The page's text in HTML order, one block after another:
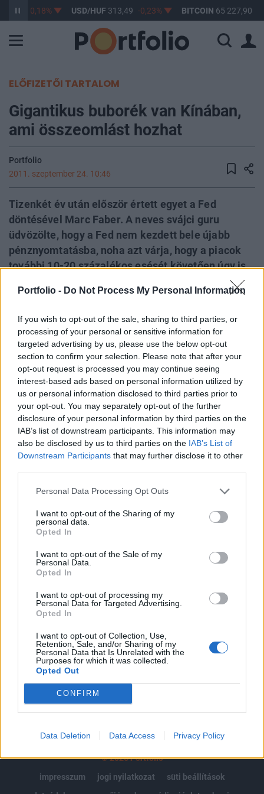
Portfolio - Do Not Process My Personal Information
If you wish to opt-out of the sale, sharing to third parties, or
processing of your personal or sensitive information for
targeted advertising by us, please use the below opt-out
section to confirm your selection. Please note that after your
opt-out request is processed you may continue seeing
interest-based ads based on personal information utilized by
us or personal information disclosed to third parties prior to
your opt-out. You may separately opt-out of the further
disclosure of your personal information by third parties on the
IAB’s list of downstream participants. This information may
also be disclosed by us to third parties on the IAB’s List of
Downstream Participants that may further disclose it to other
Personal Data Processing Opt Outs
I want to opt-out of the Sharing of my
personal data.
Opted In
I want to opt-out of the Sale of my
Personal Data.
Opted In
I want to opt-out of processing my
Personal Data for Targeted Advertising.
Opted In
I want to opt-out of Collection, Use,
Retention, Sale, and/or Sharing of my
Personal Data that Is Unrelated with the
Purposes for which it was collected.
Opted Out
CONFIRM
Data Deletion Data Access Privacy Policy
-0,18% USD/HUF 313,49 -0,23% BITCOIN 65 227,90
ELŐFIZETŐI TARTALOM
Gigantikus buborék van Kínában,
ami összeomlást hozhat
Portfolio
2011. szeptember 24. 10:46
Tizenkét év után először értett egyet a Fed
döntésével Marc Faber. A neves svájci guru
üdvözölte, hogy a Fed nem kezdett bele újabb
pénznyomtatásba, noha azt várja, hogy a piacok
további 10-20 százalékos esését követően úgy is
értékesíti aranyát. A sztárbefektető szerint ha a
gigantikus buborék van - írja az Economic Times.
A Fed jól döntött, hogy nem jelentett be egy újabb
likviditásbővítő intézkedést (QE3-at) - mondta Marc Faber.
A svájci sztár befektető az elmúlt 12 év során most először
üdvözölte a Fed bejelentését. Bár ők most megfelelően
léptek, a tőzsdék negatívan reagáltak, mivel elmaradt az
újabb pénznyomtatás - mondta. Ha az S&P 500 leesne
900-950 pont környékére, a Fed bejelentené...
KEDVES OLVASÓNK!
A keresett cikk a portfolio.hu hírarchívumához
tartozik, melynek olvasása előfizetéses
regisztrációhoz kötött.
Az előfizetés a következőket tartalmazza:
Portfolio.hu teljes cikkarchívum
Kötéslisták: BÉT elmúlt 2 év napon belüli
kötéslistái
MÁR ELŐFIZETŐNK VAGY?BEJELENTKEZÉS
© 2026 Portfolio
impresszum
jogi nyilatkozat
süti beállítások